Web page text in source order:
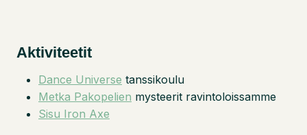
Aktiviteetit
Dance Universe tanssikoulu
Metka Pakopelien mysteerit ravintoloissamme
Sisu Iron Axe